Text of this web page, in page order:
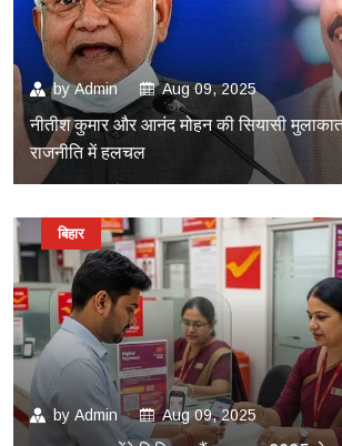
byAdmin Aug 09, 2025
नीतीश कुमार और आनंद मोहन की सियासी
राजनीति में हलचल
by Admin Aug 09, 2025
बिहार